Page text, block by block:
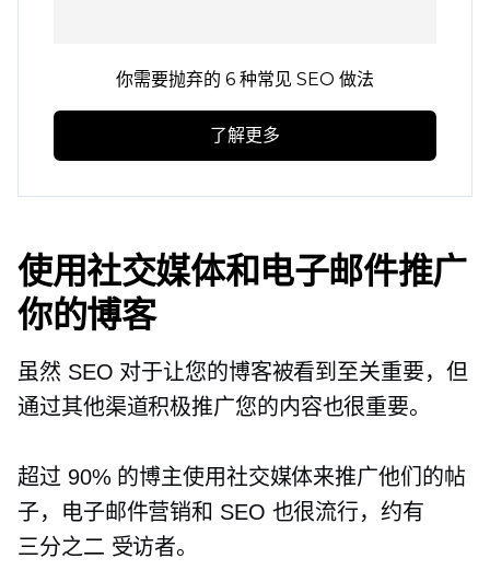
你需要抛弃的 6 种常见 SEO 做法
了解更多
使用社交媒体和电子邮件推广
你的博客
虽然 SEO 对于让您的博客被看到至关重要，但
通过其他渠道积极推广您的内容也很重要。
超过 90% 的博主使用社交媒体来推广他们的帖
子，电子邮件营销和 SEO 也很流行，约有
三分之二 受访者。